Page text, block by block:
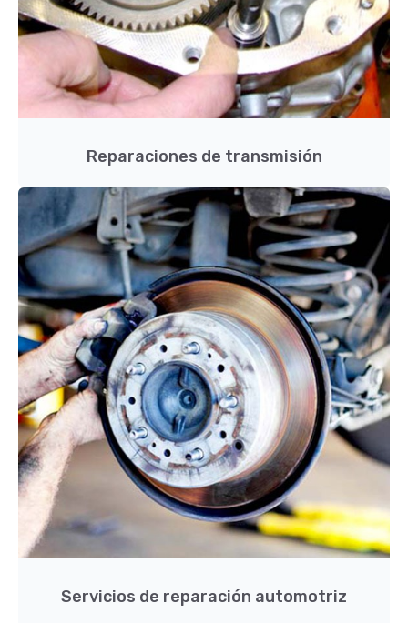
Reparaciones de transmisión
Servicios de reparación automotriz